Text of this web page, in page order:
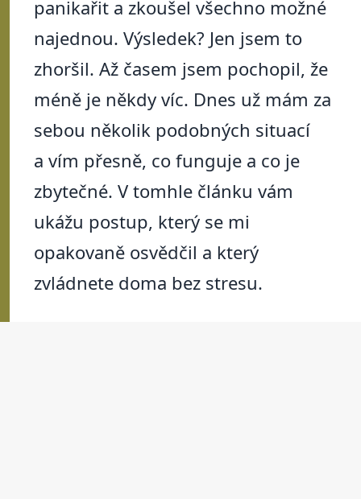
panikařit a zkoušel všechno možné
najednou. Výsledek? Jen jsem to
zhoršil. Až časem jsem pochopil, že
méně je někdy víc. Dnes už mám za
sebou několik podobných situací
a vím přesně, co funguje a co je
zbytečné. V tomhle článku vám
ukážu postup, který se mi
opakovaně osvědčil a který
zvládnete doma bez stresu.